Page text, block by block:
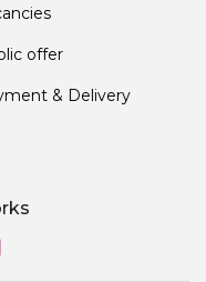
offer
& Delivery